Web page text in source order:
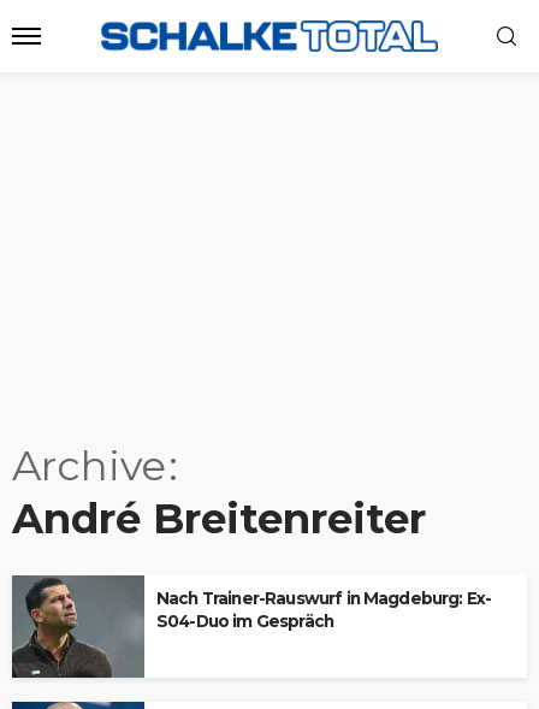
Archive
André Breitenreiter
Nach Trainer-Rauswurf in Magdeburg: Ex-
S04-Duo im Gespräch